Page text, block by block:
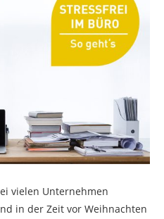
vielen Unternehmen
in der Zeit vor Weihnachten